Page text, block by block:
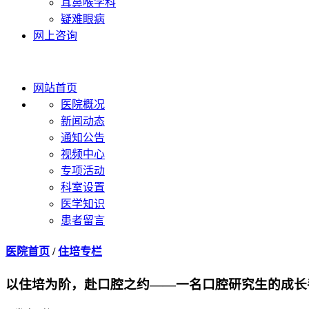
耳鼻喉学科
疑难眼病
网上咨询
网站首页
医院概况
新闻动态
通知公告
视频中心
专项活动
科室设置
医学知识
患者留言
医院首页 /住培专栏
以住培为阶，赴口腔之约——一名口腔研究生的成长